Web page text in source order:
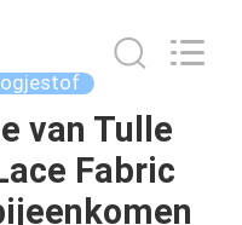
van Tulle
Fabric